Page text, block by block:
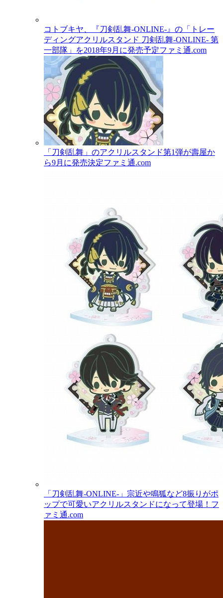
コトブキヤ、『刀剣乱舞-ONLINE-』の「トレー
ディングアクリルスタンド 刀剣乱舞-ONLINE- 第
一部隊」を2018年9月に発売予定ファミ通.com
「刀剣乱舞」のアクリルスタンド第1弾が壽屋か
ら9月に発売決定ファミ通.com
「刀剣乱舞-ONLINE-」宗近や鳴狐など8振りがポ
ップで可愛いアクリルスタンドになって登場！ フ
ァミ通.com